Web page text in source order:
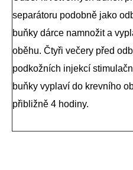
separátoru podobně jako
buňky dárce namnožit a
oběhu. Čtyři večery před
podkožních injekcí
buňky vyplaví do krevního
přibližně 4 hodiny.